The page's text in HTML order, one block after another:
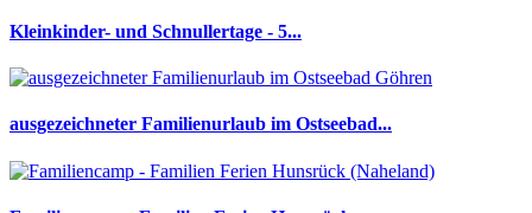
Kleinkinder- und Schnullertage - 5...
ausgezeichneter Familienurlaub im Ostseebad...